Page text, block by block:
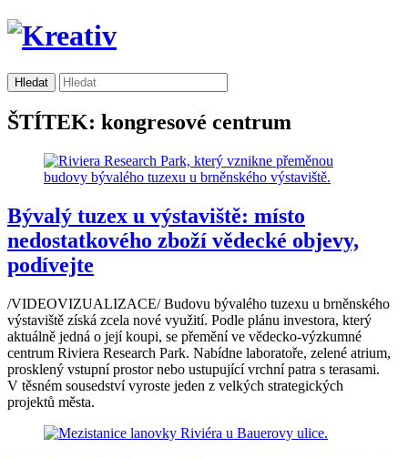
ŠTÍTEK: kongresové centrum
Bývalý tuzex u výstaviště: místo
nedostatkového zboží vědecké objevy,
podívejte
/VIDEOVIZUALIZACE/ Budovu bývalého tuzexu u brněnského
výstaviště získá zcela nové využití. Podle plánu investora, který
aktuálně jedná o její koupi, se přemění ve vědecko-výzkumné
centrum Riviera Research Park. Nabídne laboratoře, zelené atrium,
prosklený vstupní prostor nebo ustupující vrchní patra s terasami.
V těsném sousedství vyroste jeden z velkých strategických
projektů města.